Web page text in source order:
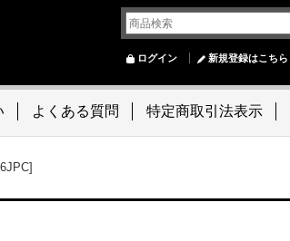
ログイン 新規登録はこちら
よくある質問 特定商取引法表示